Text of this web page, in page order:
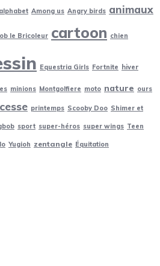
alphabet Among us Angry birds animaux
le Bricoleur cartoon chien
Equestria Girls Fortnite hiver
minions Montgolfiere moto nature ours
printemps Scooby Doo Shimer et
sport super-héros super wings Teen
Yugioh zentangle Équitation